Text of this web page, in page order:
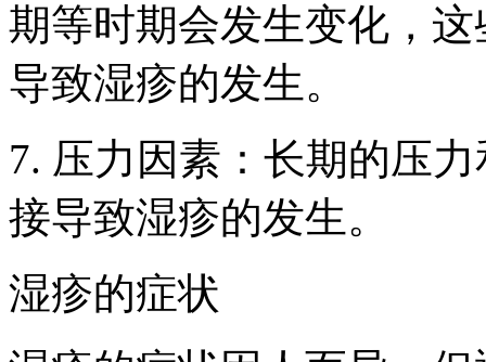
期等时期会发生变化，
导致湿疹的发生。
7. 压力因素：长期的压
接导致湿疹的发生。
湿疹的症状